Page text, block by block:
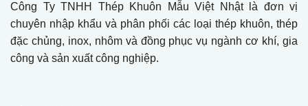
Công Ty TNHH Thép Khuôn Mẫu Việt Nhật là đơn vị
chuyên nhập khẩu và phân phối các loại thép khuôn, thép
đặc chủng, inox, nhôm và đồng phục vụ ngành cơ khí, gia
công và sản xuất công nghiệp.